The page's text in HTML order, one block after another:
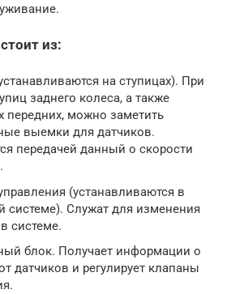
из:
на ступицах). При
заднего колеса, а также
передних, можно заметить
выемки для датчиков.
передачей данный о скорости
(устанавливаются в
системе). Служат для изменения
системе.
блок. Получает информации о
датчиков и регулирует клапаны